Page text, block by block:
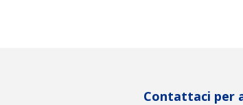
Contattaci per